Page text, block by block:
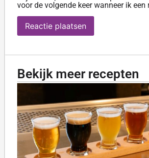
voor de volgende keer wanneer ik een
Bekijk meer recepten